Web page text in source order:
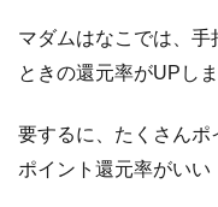
マダムはなこでは、
ときの還元率がUPしま
要するに、たくさん
ポイント還元率がいい